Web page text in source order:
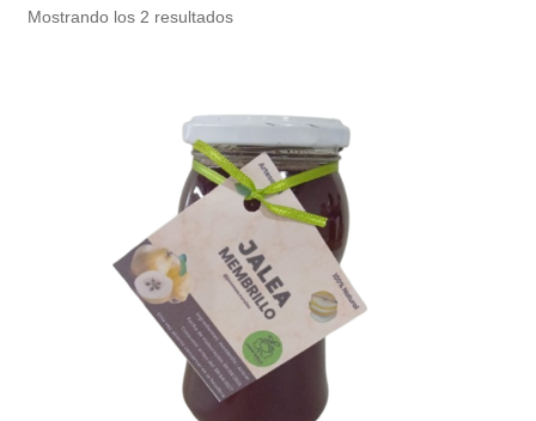
Retirando en Roca Negra
Sobre el Portal
Sugerencias y consultas
Mostrando los 2 resultados